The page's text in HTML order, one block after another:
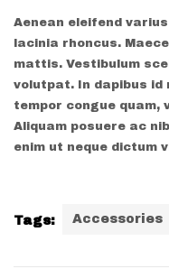
Aenean eleifend
lacinia rhoncus.
mattis. Vestibulum
volutpat. In dapibus id
tempor congue quam,
Aliquam posuere ac
enim ut neque dictum
Tags: Accessories